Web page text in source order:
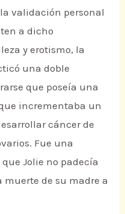
validación personal
a dicho
y erotismo, la
una doble
que poseía una
incrementaba un
cáncer de
Fue una
Jolie no padecía
de su madre a